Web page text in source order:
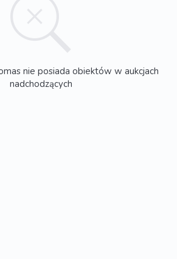
nie posiada obiektów w aukcjach
nadchodzących